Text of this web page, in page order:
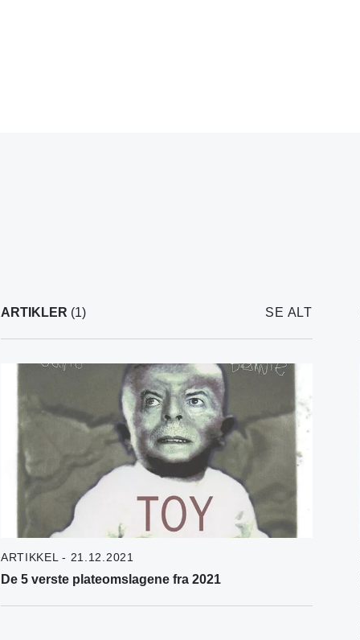
ARTIKLER (1) SE ALT
ARTIKKEL - 21.12.2021
De 5 verste plateomslagene fra 2021